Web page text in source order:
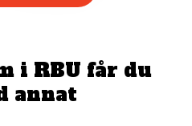
i RBU får du
annat